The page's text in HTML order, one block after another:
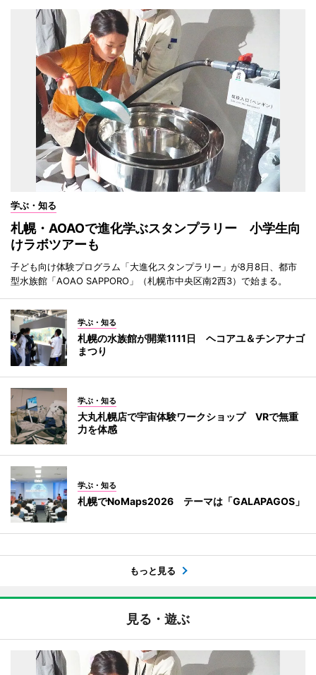
学ぶ・知る
札幌・AOAOで進化学ぶスタンプラリー 小学生向
けラボツアーも
子ども向け体験プログラム「大進化スタンプラリー」が8月8日、都市
型水族館「AOAO SAPPORO」（札幌市中央区南2西3）で始まる。
学ぶ・知る
札幌の水族館が開業1111日 ヘコアユ＆チンアナゴ
まつり
学ぶ・知る
大丸札幌店で宇宙体験ワークショップ VRで無重
力を体感
学ぶ・知る
札幌でNoMaps2026 テーマは「GALAPAGOS」
もっと見る
見る・遊ぶ